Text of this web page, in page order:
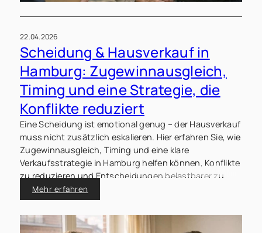
22.04.2026
Scheidung & Hausverkauf in
Hamburg: Zugewinnausgleich,
Timing und eine Strategie, die
Konflikte reduziert
Eine Scheidung ist emotional genug – der Hausverkauf
muss nicht zusätzlich eskalieren. Hier erfahren Sie, wie
Zugewinnausgleich, Timing und eine klare
Verkaufsstrategie in Hamburg helfen können, Konflikte
zu reduzieren und Entscheidungen belastbarer zu
machen.
Mehr erfahren